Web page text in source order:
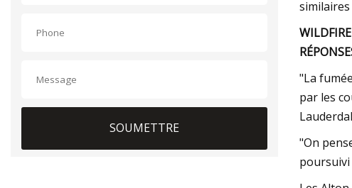
SOUMETTRE
"La
par les
"On
poursuivi